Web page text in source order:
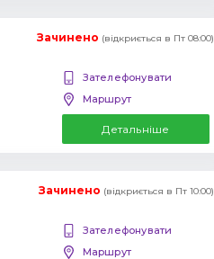
Зачинено (відкриється в Пт 08:00)
Зателефонувати
Маршрут
Детальніше
Зачинено (відкриється в Пт 10:00)
Зателефонувати
Маршрут